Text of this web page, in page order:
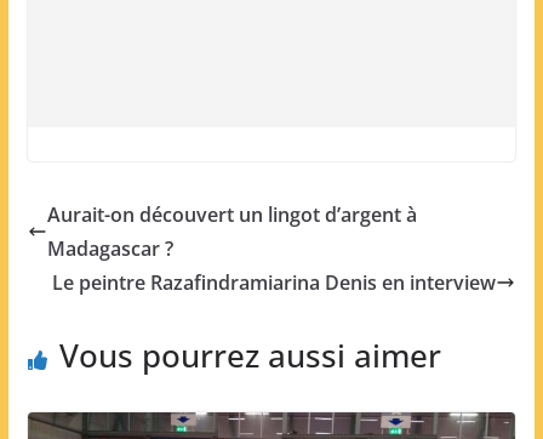
Aurait-on découvert un lingot d’argent à
Madagascar ?
Le peintre Razafindramiarina Denis en interview
Vous pourrez aussi aimer